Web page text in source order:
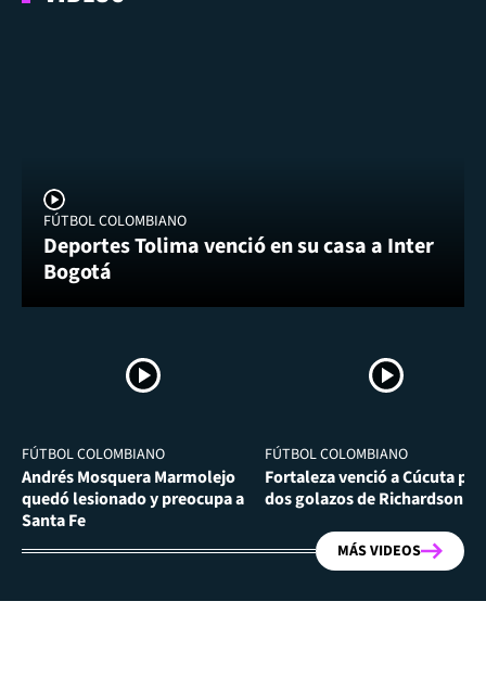
FÚTBOL COLOMBIANO
Deportes Tolima venció en su casa a Inter
Bogotá
FÚTBOL COLOMBIANO
Andrés Mosquera Marmolejo
quedó lesionado y preocupa a
Santa Fe
FÚTBOL COLOMBIANO
Fortaleza venció a Cúcuta por
dos golazos de Richardson
MÁS VIDEOS